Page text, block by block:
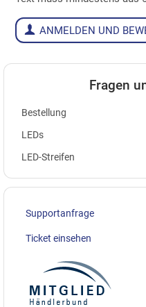
ANMELDEN UND
Fragen
Bestellung
LEDs
LED-Streifen
Supportanfrage
Ticket einsehen